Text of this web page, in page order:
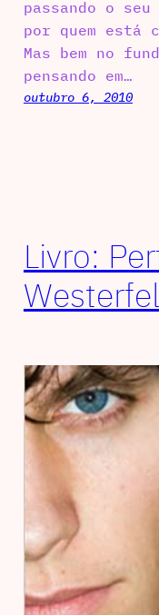
passando o
por quem está
Mas bem no
pensando em…
outubro 6, 2010
Livro: